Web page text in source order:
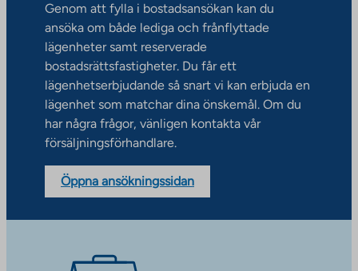
Genom att fylla i bostadsansökan kan du
ansöka om både lediga och frånflyttade
lägenheter samt reserverade
bostadsrättsfastigheter. Du får ett
lägenhetserbjudande så snart vi kan erbjuda en
lägenhet som matchar dina önskemål. Om du
har några frågor, vänligen kontakta vår
försäljningsförhandlare.
Öppna ansökningssidan